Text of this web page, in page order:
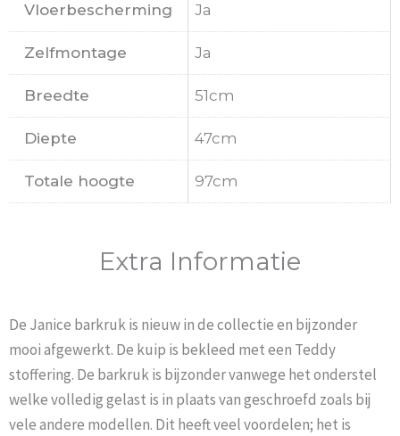
Vloerbescherming Ja
Zelfmontage Ja
Breedte 51cm
Diepte 47cm
Totale hoogte 97cm
Extra Informatie
De Janice barkruk is nieuw in de collectie en bijzonder
mooi afgewerkt. De kuip is bekleed met een Teddy
stoffering. De barkruk is bijzonder vanwege het onderstel
welke volledig gelast is in plaats van geschroefd zoals bij
vele andere modellen. Dit heeft veel voordelen; het is